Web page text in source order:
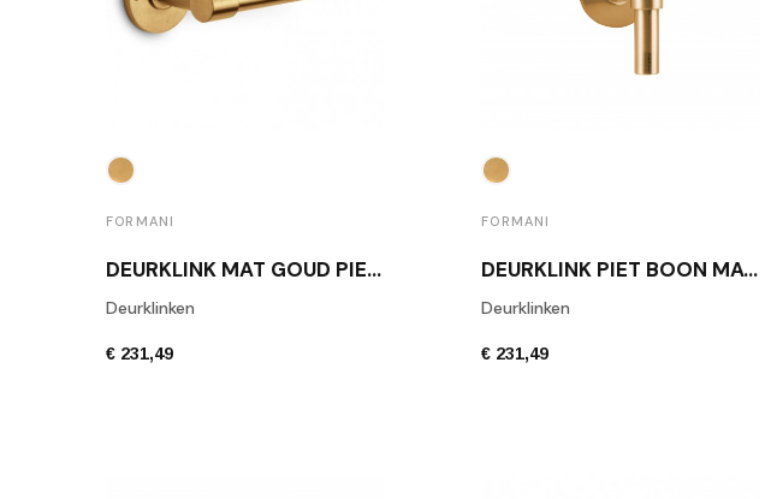
FORMANI
DEURKLINK MAT GOUD PIET BOON PBL15/50 IM
Deurklinken
€ 231,49
FORMANI
DEURKLINK PIET BOON MAT GOUD PIET BOON PBT15/50 IM
Deurklinken
€ 231,49